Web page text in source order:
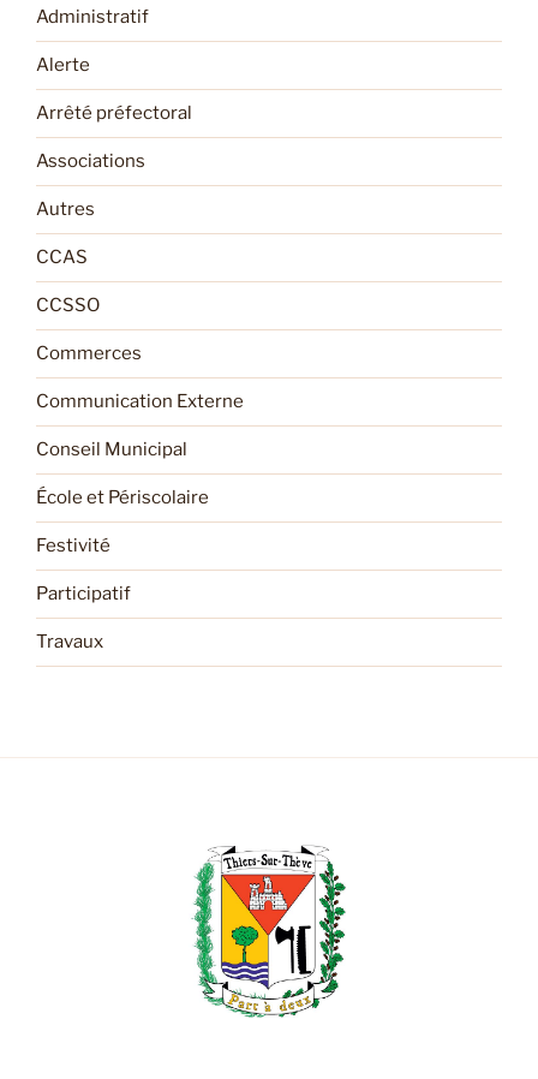
Administratif
Alerte
Arrêté préfectoral
Associations
Autres
CCAS
CCSSO
Commerces
Communication Externe
Conseil Municipal
École et Périscolaire
Festivité
Participatif
Travaux